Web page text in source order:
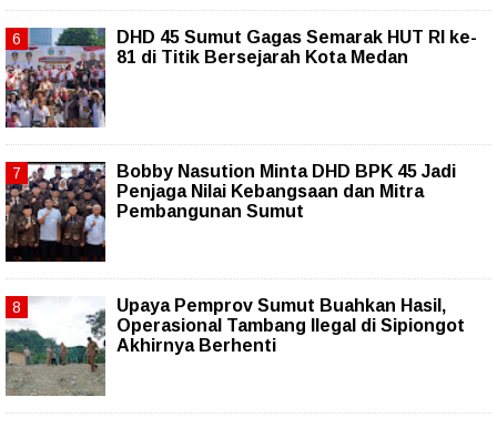
DHD 45 Sumut Gagas Semarak HUT RI ke-
81 di Titik Bersejarah Kota Medan
Bobby Nasution Minta DHD BPK 45 Jadi
Penjaga Nilai Kebangsaan dan Mitra
Pembangunan Sumut
Upaya Pemprov Sumut Buahkan Hasil,
Operasional Tambang Ilegal di Sipiongot
Akhirnya Berhenti